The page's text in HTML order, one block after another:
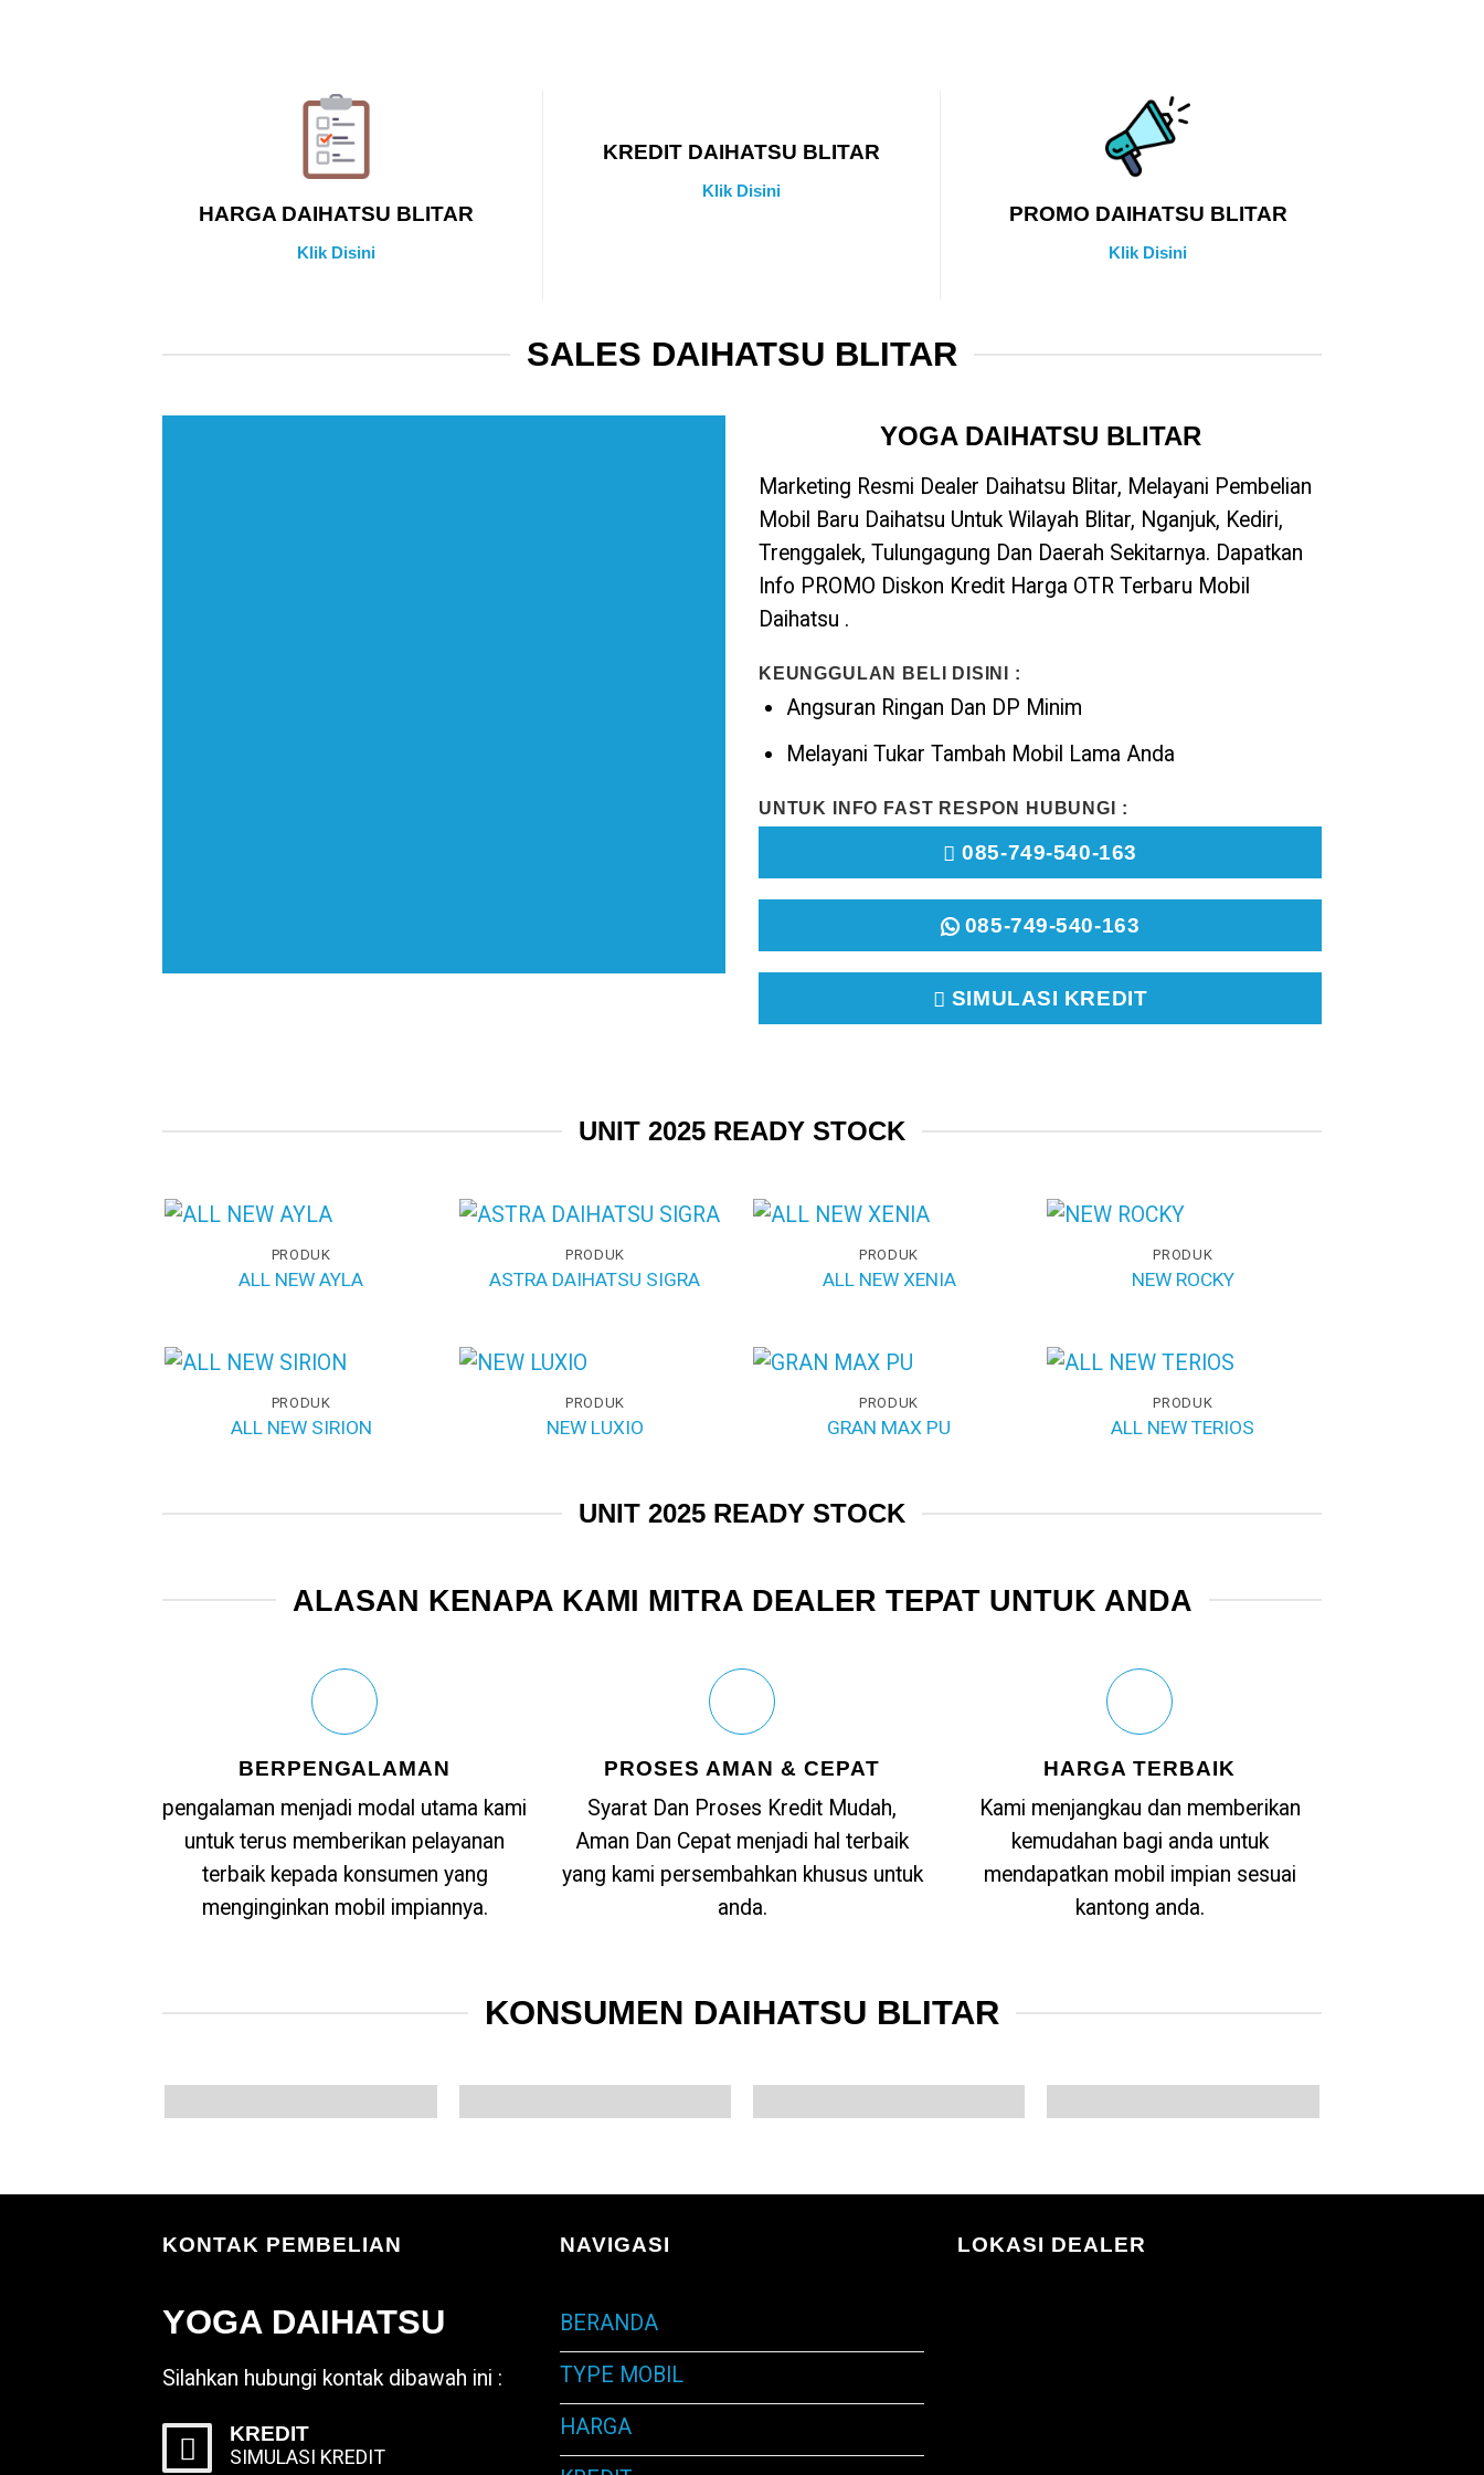
HARGA DAIHATSU BLITAR
Klik Disini
KREDIT DAIHATSU BLITAR
Klik Disini
PROMO DAIHATSU BLITAR
Klik Disini
SALES DAIHATSU BLITAR
YOGA DAIHATSU BLITAR
Marketing Resmi Dealer Daihatsu Blitar, Melayani Pembelian
Mobil Baru Daihatsu Untuk Wilayah Blitar, Nganjuk, Kediri,
Trenggalek, Tulungagung Dan Daerah Sekitarnya. Dapatkan
Info PROMO Diskon Kredit Harga OTR Terbaru Mobil
Daihatsu .
KEUNGGULAN BELI DISINI :
Angsuran Ringan Dan DP Minim
MelayaniTukar Tambah Mobil Lama Anda
UNTUK INFO FAST RESPON HUBUNGI :
085-749-540-163
085-749-540-163
SIMULASI KREDIT
UNIT 2025 READY STOCK
PRODUK
ALL NEW AYLA
PRODUK
ASTRA DAIHATSU SIGRA
PRODUK
ALL NEW XENIA
PRODUK
NEW ROCKY
PRODUK
ALL NEW SIRION
PRODUK
NEW LUXIO
PRODUK
GRAN MAX PU
PRODUK
ALL NEW TERIOS
UNIT 2025 READY STOCK
ALASAN KENAPA KAMI MITRA DEALER TEPAT UNTUK ANDA
BERPENGALAMAN
pengalaman menjadi modal utama kami
untuk terus memberikan pelayanan
terbaik kepada konsumen yang
menginginkan mobil impiannya.
PROSES AMAN & CEPAT
Syarat Dan Proses Kredit Mudah,
Aman Dan Cepat menjadi hal terbaik
yang kami persembahkan khusus untuk
anda.
HARGA TERBAIK
Kami menjangkau dan memberikan
kemudahan bagi anda untuk
mendapatkan mobil impian sesuai
kantong anda.
KONSUMEN DAIHATSU BLITAR
KONTAK PEMBELIAN
YOGA DAIHATSU
Silahkan hubungi kontak dibawah ini :
KREDIT
SIMULASI KREDIT
NAVIGASI
BERANDA
TYPE MOBIL
HARGA
LOKASI DEALER